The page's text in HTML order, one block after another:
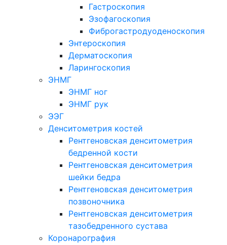
Гастроскопия
Эзофагоскопия
Фиброгастродуоденоскопия
Энтероскопия
Дерматоскопия
Ларингоскопия
ЭНМГ
ЭНМГ ног
ЭНМГ рук
ЭЭГ
Денситометрия костей
Рентгеновская денситометрия
бедренной кости
Рентгеновская денситометрия
шейки бедра
Рентгеновская денситометрия
позвоночника
Рентгеновская денситометрия
тазобедренного сустава
Коронарография